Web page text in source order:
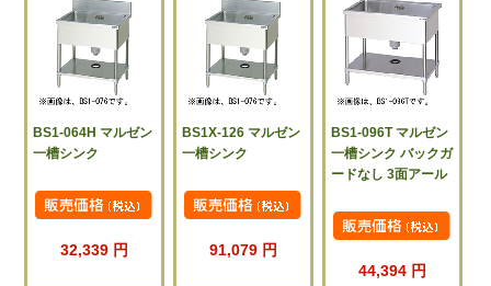
BS1-064H マルゼン
一槽シンク
32,339 円
BS1X-126 マルゼン
一槽シンク
91,079 円
BS1-096T マルゼン
一槽シンク バックガ
ードなし 3面アール
44,394 円